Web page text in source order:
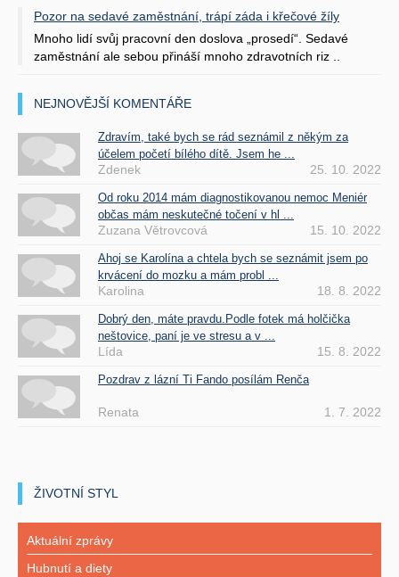
Pozor na sedavé zaměstnání, trápí záda i křečové žíly
Mnoho lidí svůj pracovní den doslova „prosedí“. Sedavé
zaměstnání ale sebou přináší mnoho zdravotních riz ..
NEJNOVĚJŠÍ KOMENTÁŘE
Zdravím, také bych se rád seznámil z někým za
účelem početí bílého dítě. Jsem he ...
Zdenek 25. 10. 2022
Od roku 2014 mám diagnostikovanou nemoc Meniér
občas mám neskutečné točení v hl ...
Zuzana Větrovcová 15. 10. 2022
Ahoj se Karolína a chtela bych se seznámit jsem po
krvácení do mozku a mám probl ...
Karolina 18. 8. 2022
Dobrý den, máte pravdu.Podle fotek má holčička
neštovice, paní je ve stresu a v ...
Lída 15. 8. 2022
Pozdrav z lázní Ti Fando posílám Renča
Renata 1. 7. 2022
ŽIVOTNÍ STYL
Aktuální zprávy
Hubnutí a diety